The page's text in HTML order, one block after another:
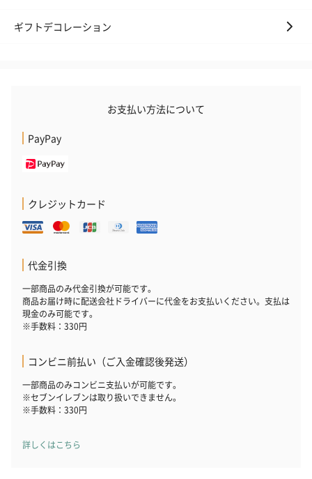
かき氷入浴剤4点セット
（ブルー）（748円）
ハンドタオル・ハンカチを同梱してお届けいたします。ギフトへ
花束ハンドタオル（ピ
ギフトデコレーション
お支払い方法について
PayPay
クレジットカード
代金引換
一部商品のみ代金引換が可能です。
商品お届け時に配送会社ドライバーに代金をお支払いください。支払は
現金のみ可能です。
※手数料：330円
コンビニ前払い（ご入金確認後発送）
一部商品のみコンビニ支払いが可能です。
※セブンイレブンは取り扱いできません。
※手数料：330円
詳しくはこちら